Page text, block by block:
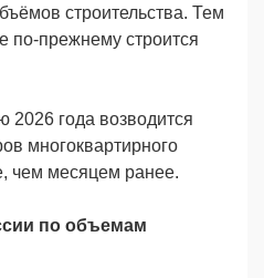
строительства. Тем
по-прежнему строится
2026 года возводится
многоквартирного
чем месяцем ранее.
по объемам